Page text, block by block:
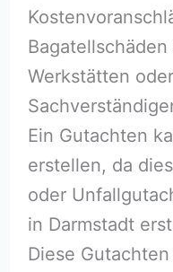
Werkstätten
Ein Gutachten
erstellen, da
oder
in Darmstadt
Diese